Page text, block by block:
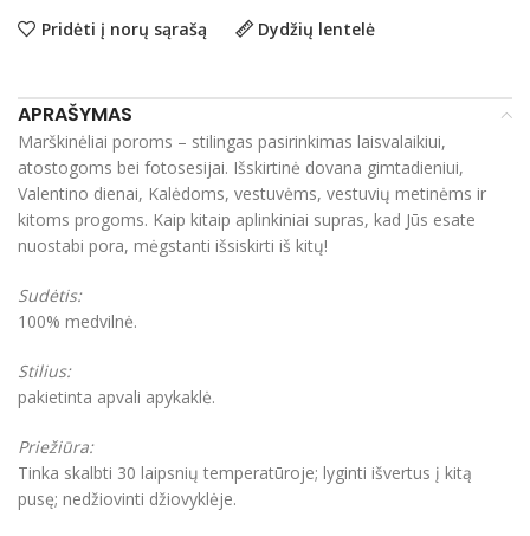
Pridėti į norų sąrašą Dydžių lentelė
APRAŠYMAS
Marškinėliai poroms – stilingas pasirinkimas laisvalaikiui,
atostogoms bei fotosesijai. Išskirtinė dovana gimtadieniui,
Valentino dienai, Kalėdoms, vestuvėms, vestuvių metinėms ir
kitoms progoms. Kaip kitaip aplinkiniai supras, kad Jūs esate
nuostabi pora, mėgstanti išsiskirti iš kitų!
Sudėtis:
100% medvilnė.
Stilius:
pakietinta apvali apykaklė.
Priežiūra:
Tinka skalbti 30 laipsnių temperatūroje; lyginti išvertus į kitą
pusę; nedžiovinti džiovyklėje.